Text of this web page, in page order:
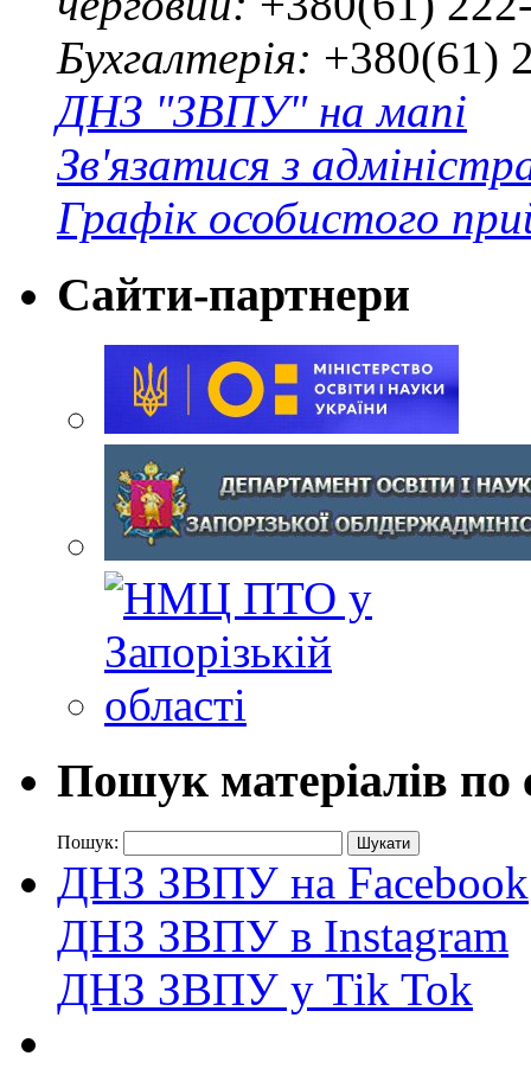
Бухгалтерія: +380(61)
ДНЗ "ЗВПУ" на мапі
Зв'язатися з
Графік особистого
Сайти-партнери
Пошук матеріалів по
Пошук:
ДНЗ ЗВПУ на Facebook
ДНЗ ЗВПУ в Instagram
ДНЗ ЗВПУ у Tik Tok